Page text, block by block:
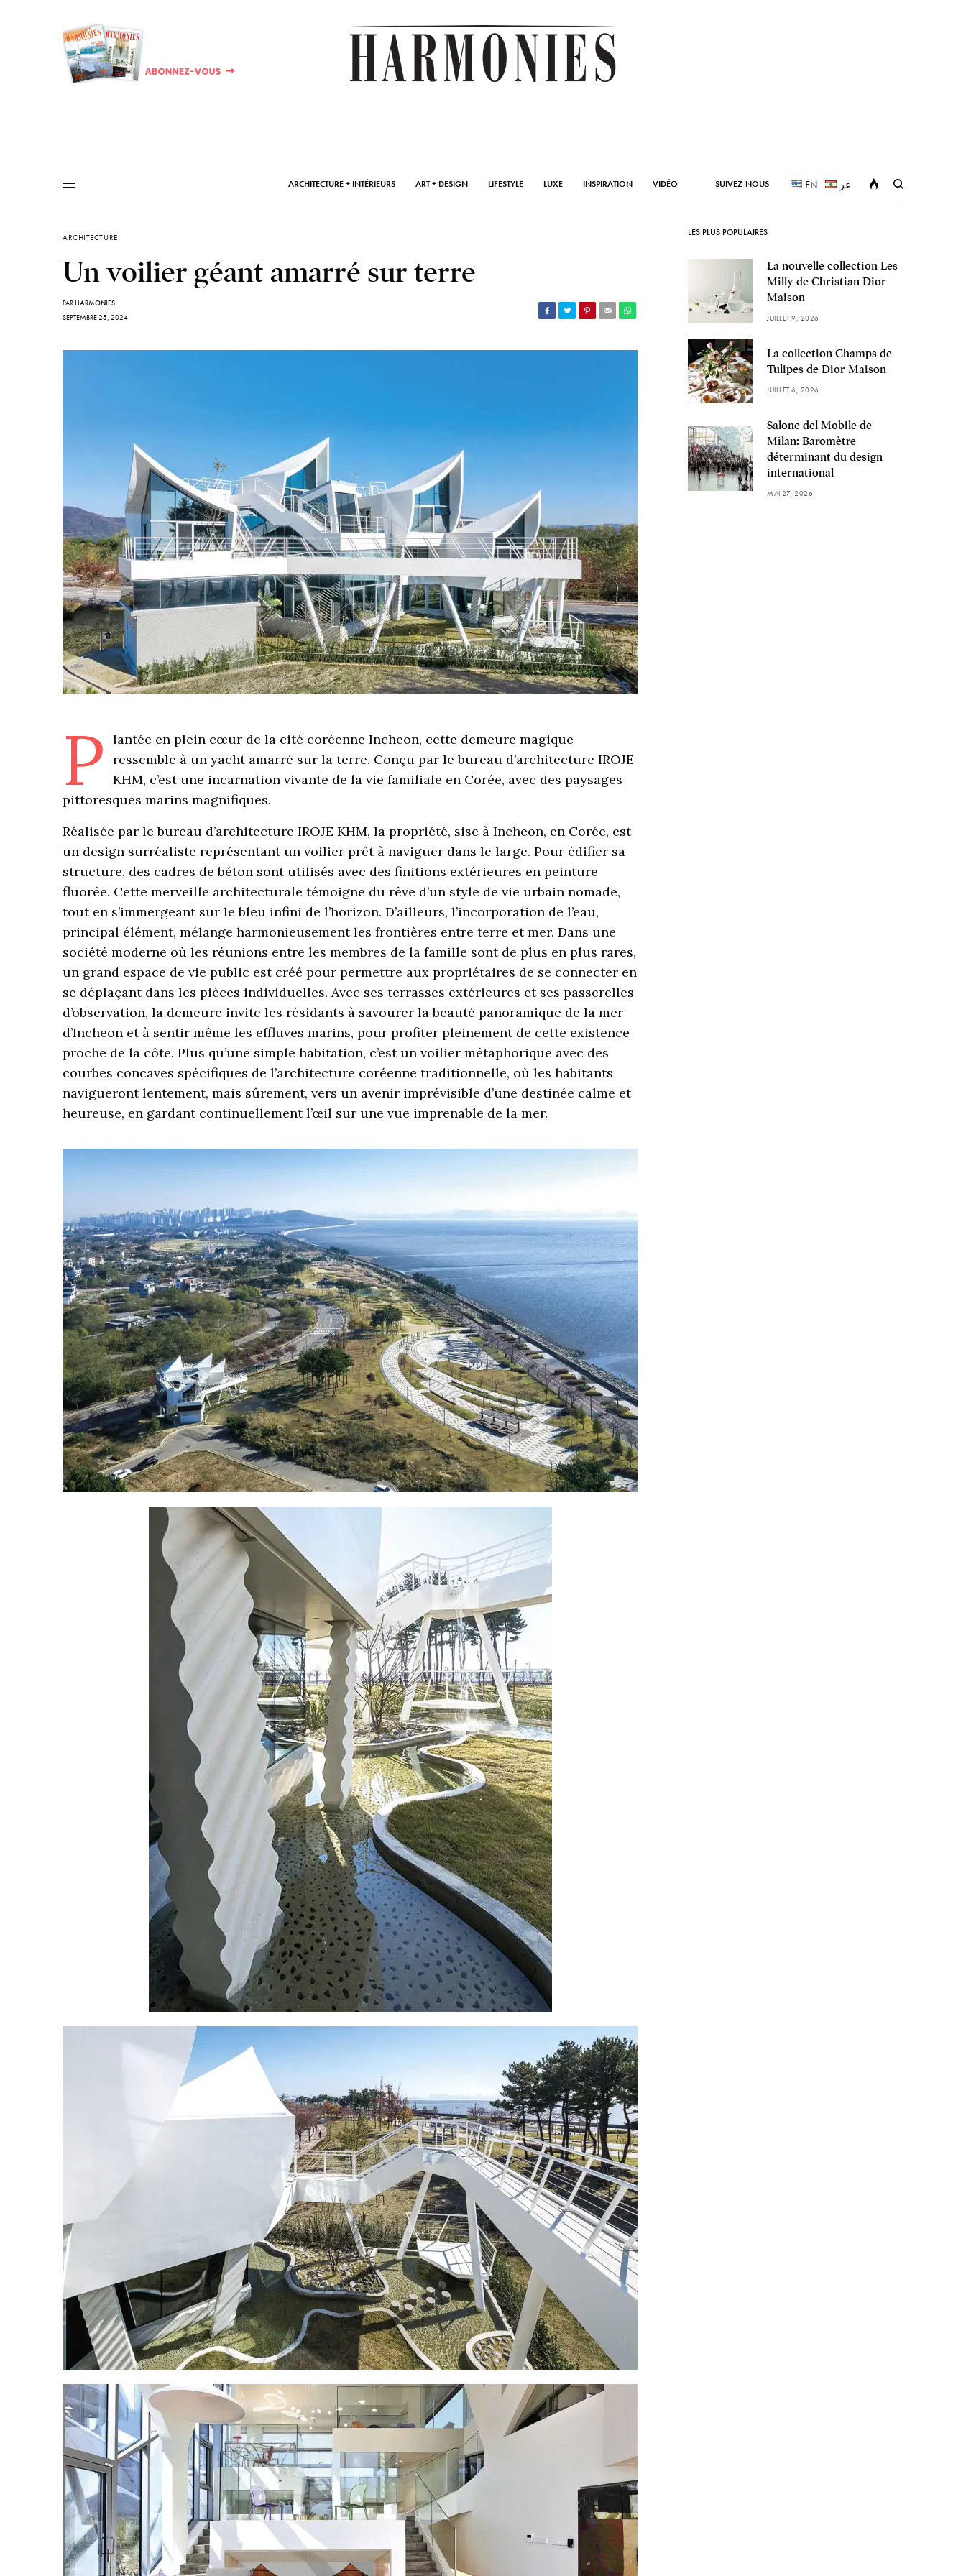
ARCHITECTURE + INTÉRIEURS ART + DESIGN LIFESTYLE LUXE INSPIRATION VIDÉO SUIVEZ-NOUS EN عر
ARCHITECTURE
Un voilier géant amarré sur terre
PARHARMONIES
SEPTEMBRE 25, 2024
P
lantée en plein cœur de la cité coréenne Incheon, cette demeure magique
ressemble à un yacht amarré sur la terre. Conçu par le bureau d’architecture IROJE
KHM, c’est une incarnation vivante de la vie familiale en Corée, avec des paysages
pittoresques marins magnifiques.
Réalisée par le bureau d’architecture IROJE KHM, la propriété, sise à Incheon, en Corée, est
un design surréaliste représentant un voilier prêt à naviguer dans le large. Pour édifier sa
structure, des cadres de béton sont utilisés avec des finitions extérieures en peinture
fluorée. Cette merveille architecturale témoigne du rêve d’un style de vie urbain nomade,
tout en s’immergeant sur le bleu infini de l’horizon. D’ailleurs, l’incorporation de l’eau,
principal élément, mélange harmonieusement les frontières entre terre et mer. Dans une
société moderne où les réunions entre les membres de la famille sont de plus en plus rares,
un grand espace de vie public est créé pour permettre aux propriétaires de se connecter en
se déplaçant dans les pièces individuelles. Avec ses terrasses extérieures et ses passerelles
d’observation, la demeure invite les résidants à savourer la beauté panoramique de la mer
d’Incheon et à sentir même les effluves marins, pour profiter pleinement de cette existence
proche de la côte. Plus qu’une simple habitation, c’est un voilier métaphorique avec des
courbes concaves spécifiques de l’architecture coréenne traditionnelle, où les habitants
navigueront lentement, mais sûrement, vers un avenir imprévisible d’une destinée calme et
heureuse, en gardant continuellement l’œil sur une vue imprenable de la mer.
LES PLUS POPULAIRES
La nouvelle collection Les
Milly de Christian Dior
Maison
JUILLET 9, 2026
La collection Champs de
Tulipes de Dior Maison
JUILLET 6, 2026
Salone del Mobile de
Milan: Baromètre
déterminant du design
international
MAI 27, 2026